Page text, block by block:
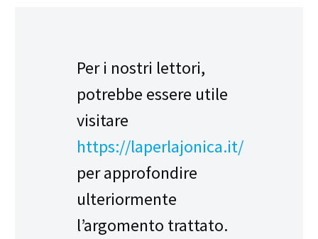
Per i nostri lettori,
potrebbe essere utile
visitare
https://laperlajonica.it/
per approfondire
ulteriormente
l’argomento trattato.